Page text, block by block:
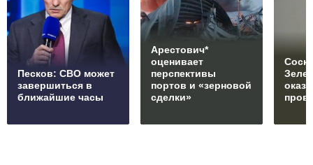
Песков: СВО может
завершиться в
ближайшие часы
Арестович*
оценивает
перспективы
портов и «зерновой
сделки»